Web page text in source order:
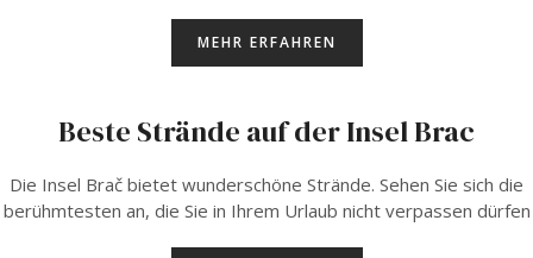
MEHR ERFAHREN
Beste Strände auf der Insel Brac
Die Insel Brač bietet wunderschöne Strände. Sehen Sie sich die
berühmtesten an, die Sie in Ihrem Urlaub nicht verpassen dürfen